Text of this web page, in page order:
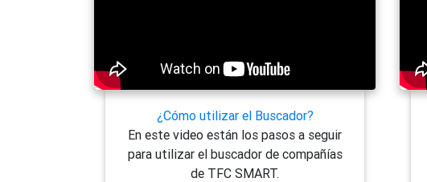
¿Cómo utilizar el Buscador?
En este video están los pasos a seguir
para utilizar el buscador de compañías
de TFC SMART.